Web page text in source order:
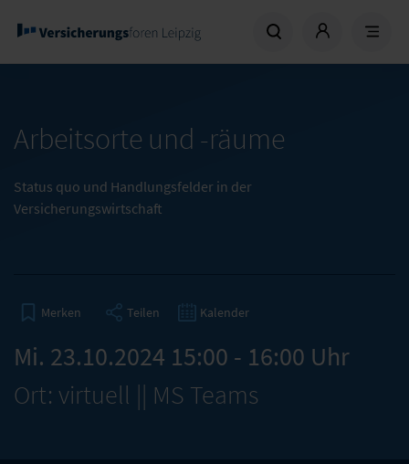
Arbeitsorte und -räume
Status quo und Handlungsfelder in der
Versicherungswirtschaft
Merken Teilen Kalender
Mi. 23.10.2024 15:00 - 16:00 Uhr
Ort: virtuell || MS Teams